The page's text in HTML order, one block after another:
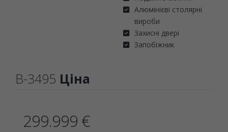
Алюмінієві столярні
вироби
Захисні двері
Запобіжник
B-3495 Ціна
299.999 €